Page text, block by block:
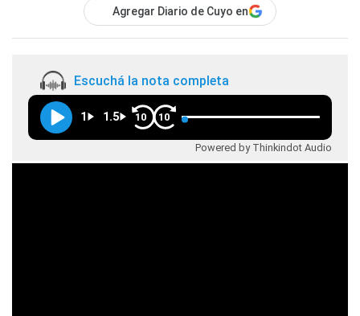
Agregar Diario de Cuyo en
Escuchá la nota completa
1 1.5 10 10
Powered by Thinkindot Audio